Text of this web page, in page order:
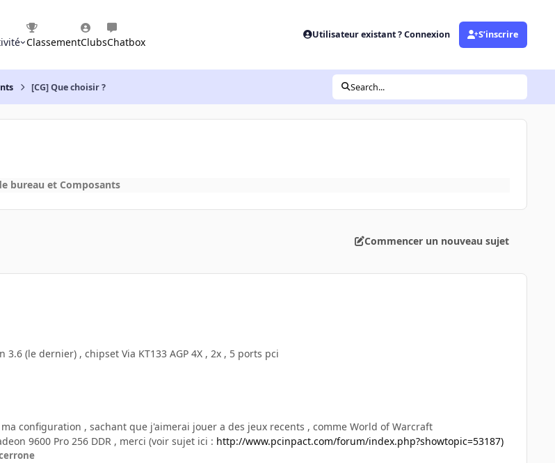
ClassementClubsChatbox
Utilisateur existant ? Connexion S’inscrire
[CG] Que choisir ? Search...
bureau et Composants
Commencer un nouveau sujet
(le dernier) , chipset Via KT133 AGP 4X , 2x , 5 ports pci
configuration , sachant que j'aimerai jouer a des jeux recents , comme World of Warcraft
9600 Pro 256 DDR , merci (voir sujet ici : http://www.pcinpact.com/forum/index.php?showtopic=53187)